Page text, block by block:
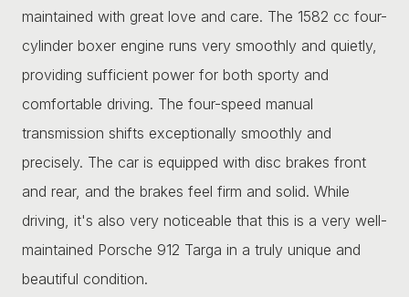
maintained with great love and care. The 1582 cc four-
cylinder boxer engine runs very smoothly and quietly,
providing sufficient power for both sporty and
comfortable driving. The four-speed manual
transmission shifts exceptionally smoothly and
precisely. The car is equipped with disc brakes front
and rear, and the brakes feel firm and solid. While
driving, it's also very noticeable that this is a very well-
maintained Porsche 912 Targa in a truly unique and
beautiful condition.